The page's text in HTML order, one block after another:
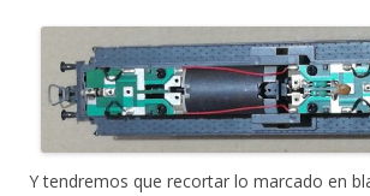
Y tendremos que recortar lo marcado en